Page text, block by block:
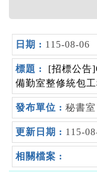
115-08-06
[招標公告
備勤室整修統包
秘書室
115-